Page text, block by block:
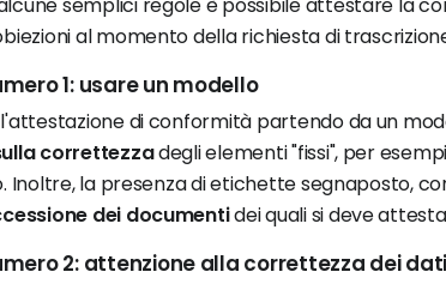
al momento della richiesta di
1: usare un modello
di conformità partendo da un
correttezzadegli elementi "fissi", per
Inoltre, la presenza di etichette segnaposto,
dei documentidei quali si deve
2: attenzione alla correttezza dei dati